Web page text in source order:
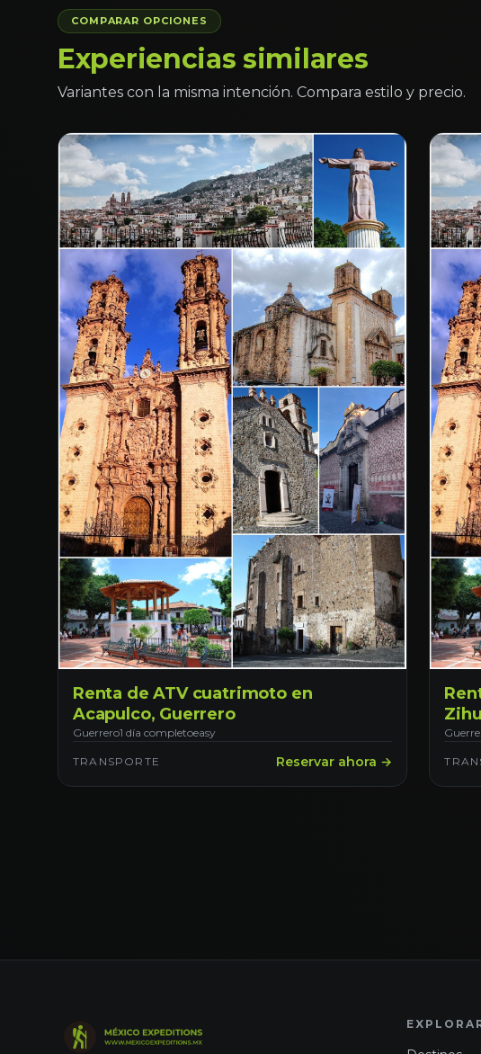
COMPARAR OPCIONES
Experiencias similares
Variantes con la misma intención. Compara estilo y precio.
Renta de ATV cuatrimoto en
Acapulco, Guerrero
Guerrero1 día completoeasy
TRANSPORTE Reservar ahora →